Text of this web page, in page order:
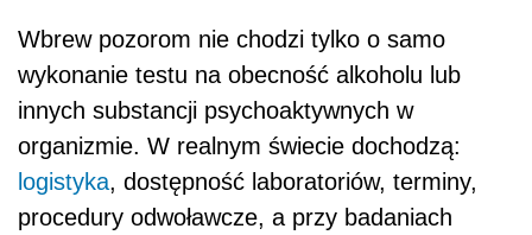
Wbrew pozorom nie chodzi tylko o samo
wykonanie testu na obecność alkoholu lub
innych substancji psychoaktywnych w
organizmie. W realnym świecie dochodzą:
logistyka, dostępność laboratoriów, terminy,
procedury odwoławcze, a przy badaniach